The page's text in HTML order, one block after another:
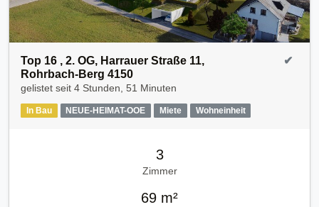
Top 16 , 2. OG, Harrauer Straße 11,
Rohrbach-Berg 4150
gelistet seit 4 Stunden, 51 Minuten
In Bau NEUE-HEIMAT-OOE Miete Wohneinheit
✔
3
Zimmer
69 m²